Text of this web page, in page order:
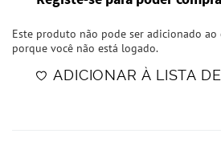
Este produto não pode ser adicionado ao
porque você não está logado.
ADICIONAR À LISTA